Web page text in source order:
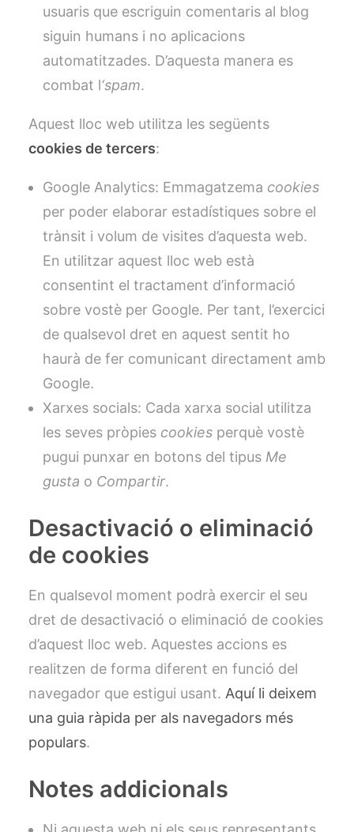
usuaris que escriguin comentaris al blog
siguin humans i no aplicacions
automatitzades. D’aquesta manera es
combat l‘spam.
Aquest lloc web utilitza les següents
cookies de tercers:
Google Analytics: Emmagatzema cookies
per poder elaborar estadístiques sobre el
trànsit i volum de visites d’aquesta web.
En utilitzar aquest lloc web està
consentint el tractament d’informació
sobre vostè per Google. Per tant, l’exercici
de qualsevol dret en aquest sentit ho
haurà de fer comunicant directament amb
Google.
Xarxes socials: Cada xarxa social utilitza
les seves pròpies cookies perquè vostè
pugui punxar en botons del tipus Me
gusta o Compartir.
Desactivació o eliminació
de cookies
En qualsevol moment podrà exercir el seu
dret de desactivació o eliminació de cookies
d’aquest lloc web. Aquestes accions es
realitzen de forma diferent en funció del
navegador que estigui usant. Aquí li deixem
una guia ràpida per als navegadors més
populars.
Notes addicionals